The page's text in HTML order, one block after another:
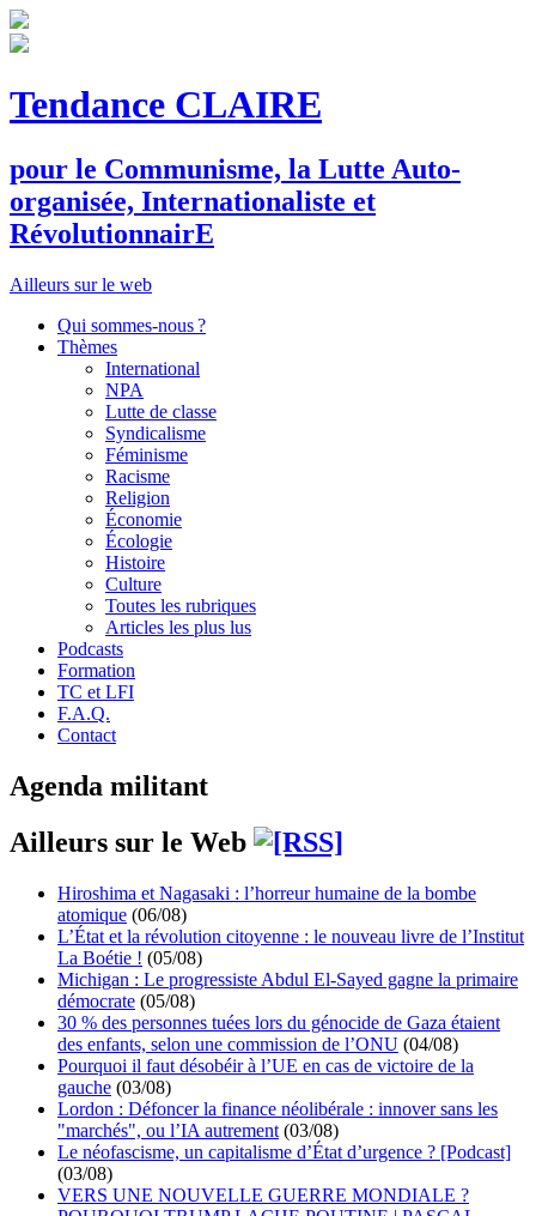
Tendance CLAIRE
pour le Communisme, la Lutte Auto-
organisée, Internationaliste et
RévolutionnairE
Ailleurs sur le web
Qui sommes-nous ?
Thèmes
International
NPA
Lutte de classe
Syndicalisme
Féminisme
Racisme
Religion
Économie
Écologie
Histoire
Culture
Toutes les rubriques
Articles les plus lus
Podcasts
Formation
TC et LFI
F.A.Q.
Contact
Agenda militant
Ailleurs sur le Web
Hiroshima et Nagasaki : l’horreur humaine de la bombe
atomique (06/08)
L’État et la révolution citoyenne : le nouveau livre de l’Institut
La Boétie ! (05/08)
Michigan : Le progressiste Abdul El-Sayed gagne la primaire
démocrate (05/08)
30 % des personnes tuées lors du génocide de Gaza étaient
des enfants, selon une commission de l’ONU (04/08)
Pourquoi il faut désobéir à l’UE en cas de victoire de la
gauche (03/08)
Lordon : Défoncer la finance néolibérale : innover sans les
"marchés", ou l’IA autrement (03/08)
Le néofascisme, un capitalisme d’État d’urgence ? [Podcast]
(03/08)
VERS UNE NOUVELLE GUERRE MONDIALE ?